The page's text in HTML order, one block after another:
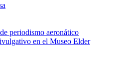
periodismo aeronático
en el Museo Elder